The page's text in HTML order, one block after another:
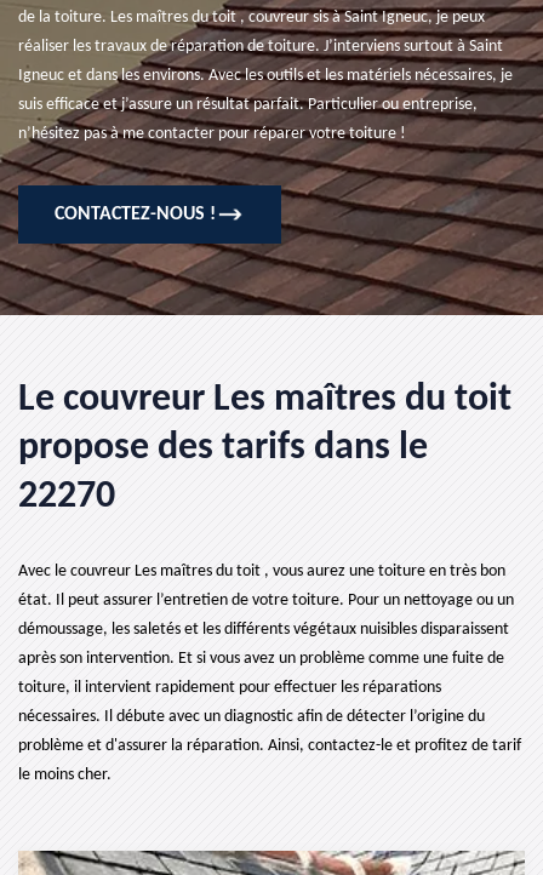
de la toiture. Les maîtres du toit , couvreur sis à Saint Igneuc, je peux
réaliser les travaux de réparation de toiture. J’interviens surtout à Saint
Igneuc et dans les environs. Avec les outils et les matériels nécessaires, je
suis efficace et j’assure un résultat parfait. Particulier ou entreprise,
n’hésitez pas à me contacter pour réparer votre toiture !
CONTACTEZ-NOUS !
Le couvreur Les maîtres du toit
propose des tarifs dans le
22270
Avec le couvreur Les maîtres du toit , vous aurez une toiture en très bon
état. Il peut assurer l’entretien de votre toiture. Pour un nettoyage ou un
démoussage, les saletés et les différents végétaux nuisibles disparaissent
après son intervention. Et si vous avez un problème comme une fuite de
toiture, il intervient rapidement pour effectuer les réparations
nécessaires. Il débute avec un diagnostic afin de détecter l’origine du
problème et d'assurer la réparation. Ainsi, contactez-le et profitez de tarif
le moins cher.